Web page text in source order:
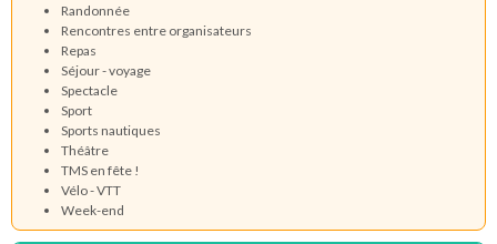
Randonnée
Rencontres entre organisateurs
Repas
Séjour - voyage
Spectacle
Sport
Sports nautiques
Théâtre
TMS en fête !
Vélo - VTT
Week-end